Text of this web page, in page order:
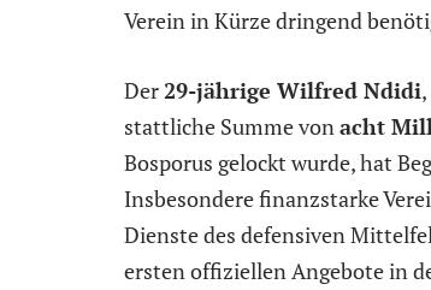
Verein in Kürze dringend
Der 29-jährige Wilfred Ndidi
stattliche Summe von acht
Bosporus gelockt wurde, hat
Insbesondere finanzstarke
Dienste des defensiven
ersten offiziellen Angebote in